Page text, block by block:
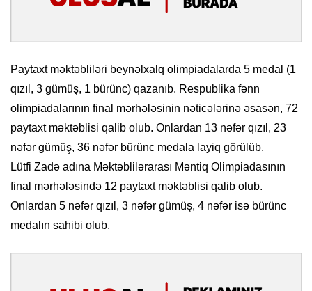
Paytaxt məktəbliləri beynəlxalq olimpiadalarda 5 medal (1
qızıl, 3 gümüş, 1 bürünc) qazanıb. Respublika fənn
olimpiadalarının final mərhələsinin nəticələrinə əsasən, 72
paytaxt məktəblisi qalib olub. Onlardan 13 nəfər qızıl, 23
nəfər gümüş, 36 nəfər bürünc medala layiq görülüb.
Lütfi Zadə adına Məktəblilərarası Məntiq Olimpiadasının
final mərhələsində 12 paytaxt məktəblisi qalib olub.
Onlardan 5 nəfər qızıl, 3 nəfər gümüş, 4 nəfər isə bürünc
medalın sahibi olub.